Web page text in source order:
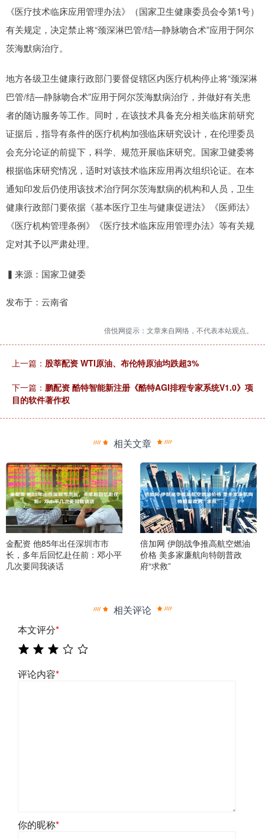
《医疗技术临床应用管理办法》（国家卫生健康委员会令第1号）
有关规定，决定禁止将“颈深淋巴管/结—静脉吻合术”应用于阿尔
茨海默病治疗。
地方各级卫生健康行政部门要督促辖区内医疗机构停止将“颈深淋
巴管/结—静脉吻合术”应用于阿尔茨海默病治疗，并做好有关患
者的随访服务等工作。同时，在该技术具备充分相关临床前研究
证据后，指导有条件的医疗机构加强临床研究设计，在伦理委员
会充分论证的前提下，科学、规范开展临床研究。国家卫健委将
根据临床研究情况，适时对该技术临床应用再次组织论证。在本
通知印发后仍使用该技术治疗阿尔茨海默病的机构和人员，卫生
健康行政部门要依据《基本医疗卫生与健康促进法》《医师法》
《医疗机构管理条例》《医疗技术临床应用管理办法》等有关规
定对其予以严肃处理。
▍来源：国家卫健委
发布于：云南省
倍悦网提示：文章来自网络，不代表本站观点。
上一篇： 股莘配资 WTI原油、布伦特原油均跌超3%
下一篇： 鹏配资 酷特智能新注册《酷特AGI排程专家系统V1.0》项
目的软件著作权
相关文章
金配资 他85年出任深圳市市
长，多年后回忆赴任前：邓小平
几次要同我谈话
倍加网 伊朗战争推高航空燃油
价格 美多家廉航向特朗普政
府“求救”
相关评论
本文评分*
评论内容*
你的昵称*